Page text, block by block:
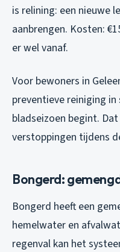
is relining: een nieuwe
aanbrengen. Kosten:
er wel vanaf.
Voor bewoners in
preventieve reiniging
bladseizoen begint.
verstoppingen tijdens
Bongerd:
Bongerd heeft een
hemelwater en
regenval kan het